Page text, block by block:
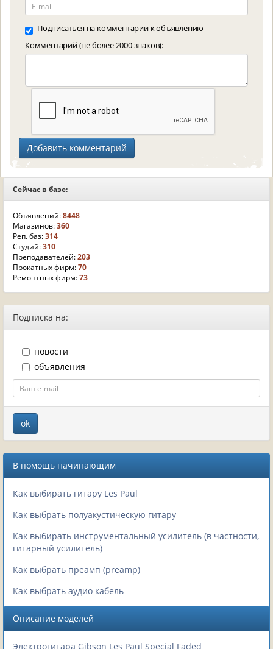
Подписаться на комментарии к объявлению
Комментарий (не более 2000 знаков):
Сейчас в базе:
Объявлений:8448
Магазинов:360
Реп. баз:314
Студий:310
Преподавателей:203
Прокатных фирм:70
Ремонтных фирм:73
Подписка на:
новости
объявления
В помощь начинающим
Как выбирать гитару Les Paul
Как выбрать полуакустическую гитару
Как выбирать инструментальный усилитель (в частности,
гитарный усилитель)
Как выбрать преамп (preamp)
Как выбрать аудио кабель
Описание моделей
Электрогитара Gibson Les Paul Special Faded